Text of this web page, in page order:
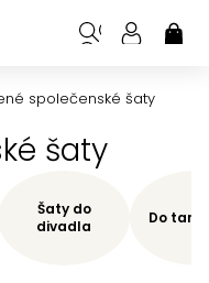
společenské šaty
šaty
Šaty do
divadla
Do